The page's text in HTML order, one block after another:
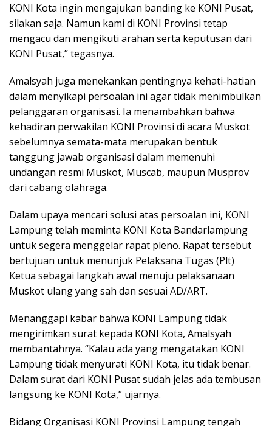
KONI Kota ingin mengajukan banding ke KONI Pusat,
silakan saja. Namun kami di KONI Provinsi tetap
mengacu dan mengikuti arahan serta keputusan dari
KONI Pusat,” tegasnya.
Amalsyah juga menekankan pentingnya kehati-hatian
dalam menyikapi persoalan ini agar tidak menimbulkan
pelanggaran organisasi. Ia menambahkan bahwa
kehadiran perwakilan KONI Provinsi di acara Muskot
sebelumnya semata-mata merupakan bentuk
tanggung jawab organisasi dalam memenuhi
undangan resmi Muskot, Muscab, maupun Musprov
dari cabang olahraga.
Dalam upaya mencari solusi atas persoalan ini, KONI
Lampung telah meminta KONI Kota Bandarlampung
untuk segera menggelar rapat pleno. Rapat tersebut
bertujuan untuk menunjuk Pelaksana Tugas (Plt)
Ketua sebagai langkah awal menuju pelaksanaan
Muskot ulang yang sah dan sesuai AD/ART.
Menanggapi kabar bahwa KONI Lampung tidak
mengirimkan surat kepada KONI Kota, Amalsyah
membantahnya. “Kalau ada yang mengatakan KONI
Lampung tidak menyurati KONI Kota, itu tidak benar.
Dalam surat dari KONI Pusat sudah jelas ada tembusan
langsung ke KONI Kota,” ujarnya.
Bidang Organisasi KONI Provinsi Lampung tengah